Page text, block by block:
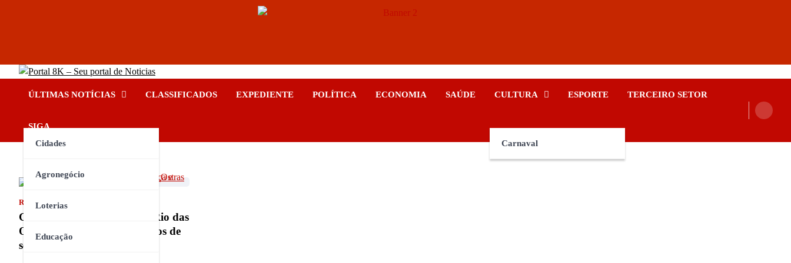
Portal 8K – Seu portal de Noticias
ÚLTIMAS NOTÍCIAS
Cidades
Agronegócio
Loterias
Educação
CLASSIFICADOS EXPEDIENTE POLÍTICA ECONOMIA SAÚDE CULTURA
Carnaval
ESPORTE TERCEIRO SETOR
SIGA
RIO DE JANEIRO
Guarda Civil Municipal de Rio das
Ostras intensifica treinamentos de
segurança e qualificação